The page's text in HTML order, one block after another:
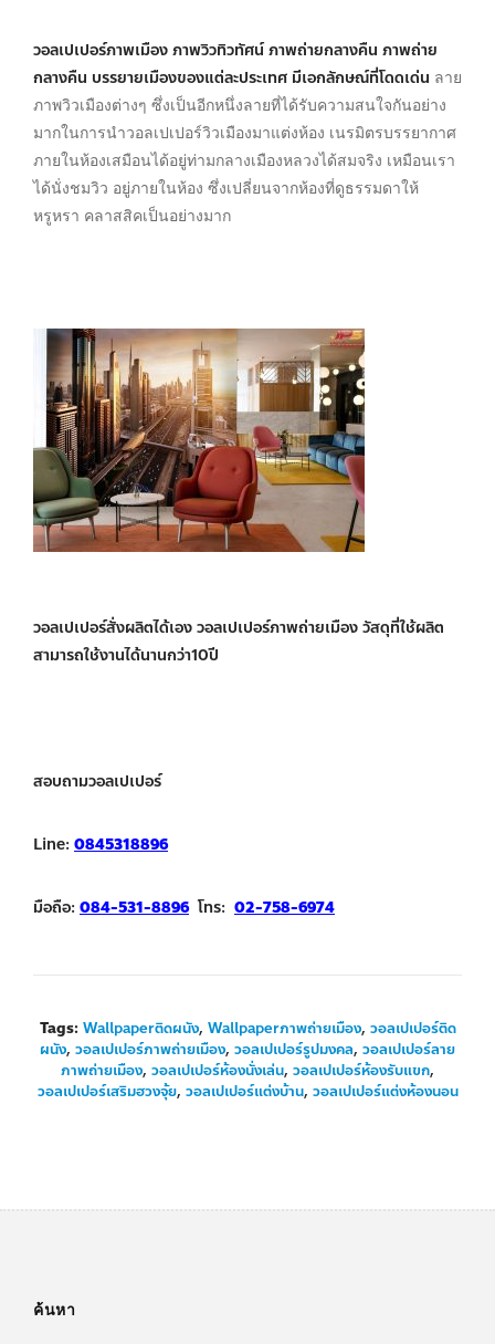
วอลเปเปอร์ภาพเมือง ภาพวิวทิวทัศน์ ภาพถ่ายกลางคืน ภาพถ่าย
กลางคืน บรรยายเมืองของแต่ละประเทศ มีเอกลักษณ์ที่โดดเด่น ลาย
ภาพวิวเมืองต่างๆ ซึ่งเป็นอีกหนึ่งลายที่ได้รับความสนใจกันอย่าง
มากในการนำวอลเปเปอร์วิวเมืองมาแต่งห้อง เนรมิตรบรรยากาศ
ภายในห้องเสมือนได้อยู่ท่ามกลางเมืองหลวงได้สมจริง เหมือนเรา
ได้นั่งชมวิว อยู่ภายในห้อง ซึ่งเปลี่ยนจากห้องที่ดูธรรมดาให้
หรูหรา คลาสสิคเป็นอย่างมาก
วอลเปเปอร์สั่งผลิตได้เอง วอลเปเปอร์ภาพถ่ายเมือง วัสดุที่ใช้ผลิต
สามารถใช้งานได้นานกว่า10ปี
สอบถามวอลเปเปอร์
Line: 0845318896
มือถือ: 084-531-8896 โทร: 02-758-6974
Tags: Wallpaperติดผนัง, Wallpaperภาพถ่ายเมือง, วอลเปเปอร์ติด
ผนัง, วอลเปเปอร์ภาพถ่ายเมือง, วอลเปเปอร์รูปมงคล, วอลเปเปอร์ลาย
ภาพถ่ายเมือง, วอลเปเปอร์ห้องนั่งเล่น, วอลเปเปอร์ห้องรับแขก,
วอลเปเปอร์เสริมฮวงจุ้ย, วอลเปเปอร์แต่งบ้าน, วอลเปเปอร์แต่งห้องนอน
ค้นหา